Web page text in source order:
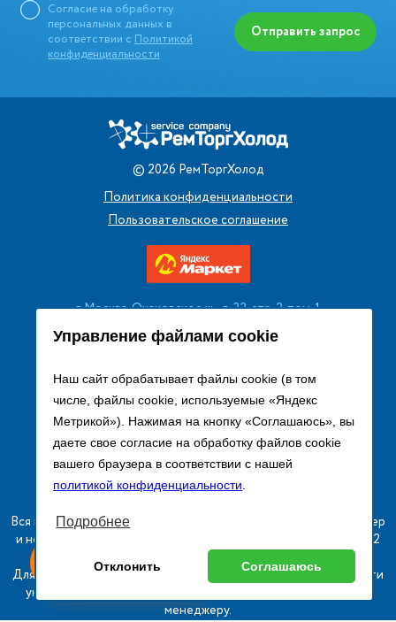
Управление файлами cookie
Наш сайт обрабатывает файлы cookie (в том
числе, файлы cookie, используемые «Яндекс
Метрикой»). Нажимая на кнопку «Соглашаюсь», вы
даете свое согласие на обработку файлов cookie
вашего браузера в соответствии с нашей
политикой конфиденциальности.
Подробнее
Отклонить Соглашаюсь
Согласие на обработку
персональных данных в
соответствии с Политикой
конфиденциальности
Отправить запрос
© 2026 РемТоргХолод
Политика конфиденциальности
Пользовательское соглашение
г. Москва, Очаковское ш., д. 32, стр. 2, пом. 1
+7 (495) 256 08 13
Заказать звонок
sales@remtorgholod.ru
Разработка и продвижение сайта
Вся информация на сайте о товарах носит справочный характер
и не является публичной офертой в соответствии с пунктом 2
статьи 437 ГК РФ.
Для получения подробной информации о наличии и стоимости
указанных товаров и (или) услуг, пожалуйста, обращайтесь к
менеджеру.
оборудование
Оставь заявку